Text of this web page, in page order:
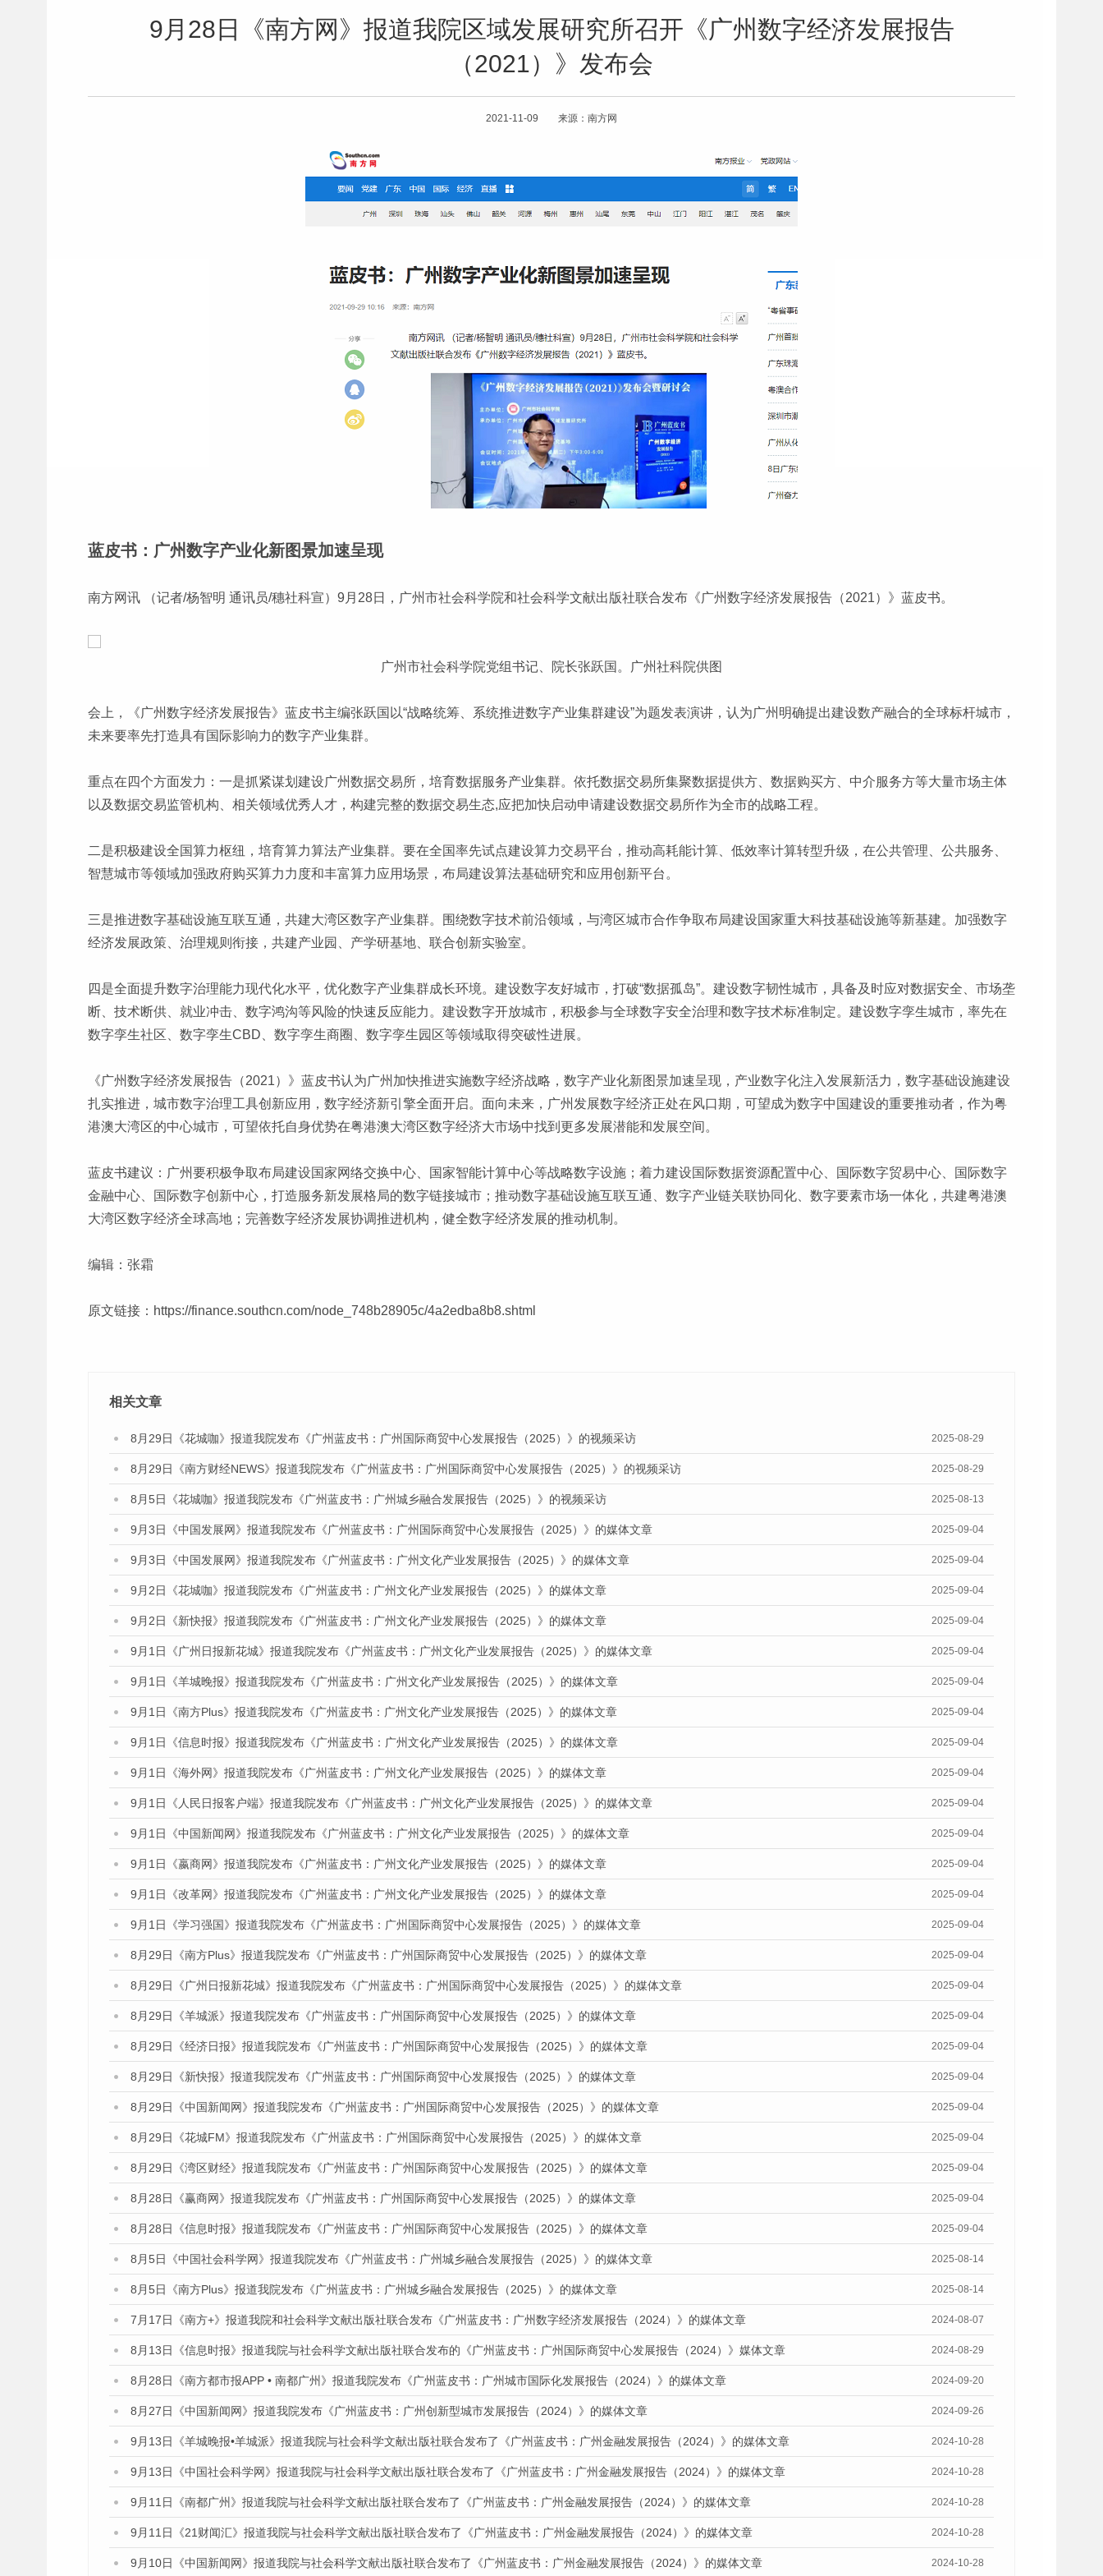
9月28日《南方网》报道我院区域发展研究所召开《广州数字经济发展报告
（2021）》发布会
2021-11-09 来源：南方网
蓝皮书：广州数字产业化新图景加速呈现
南方网讯 （记者/杨智明 通讯员/穗社科宣）9月28日，广州市社会科学院和社会科学文献出版社联合发布《广州数字经济发展报告（2021）》蓝皮书。
广州市社会科学院党组书记、院长张跃国。广州社科院供图
会上，《广州数字经济发展报告》蓝皮书主编张跃国以“战略统筹、系统推进数字产业集群建设”为题发表演讲，认为广州明确提出建设数产融合的全球标杆城市，
未来要率先打造具有国际影响力的数字产业集群。
重点在四个方面发力：一是抓紧谋划建设广州数据交易所，培育数据服务产业集群。依托数据交易所集聚数据提供方、数据购买方、中介服务方等大量市场主体
以及数据交易监管机构、相关领域优秀人才，构建完整的数据交易生态,应把加快启动申请建设数据交易所作为全市的战略工程。
二是积极建设全国算力枢纽，培育算力算法产业集群。要在全国率先试点建设算力交易平台，推动高耗能计算、低效率计算转型升级，在公共管理、公共服务、
智慧城市等领域加强政府购买算力力度和丰富算力应用场景，布局建设算法基础研究和应用创新平台。
三是推进数字基础设施互联互通，共建大湾区数字产业集群。围绕数字技术前沿领域，与湾区城市合作争取布局建设国家重大科技基础设施等新基建。加强数字
经济发展政策、治理规则衔接，共建产业园、产学研基地、联合创新实验室。
四是全面提升数字治理能力现代化水平，优化数字产业集群成长环境。建设数字友好城市，打破“数据孤岛”。建设数字韧性城市，具备及时应对数据安全、市场垄
断、技术断供、就业冲击、数字鸿沟等风险的快速反应能力。建设数字开放城市，积极参与全球数字安全治理和数字技术标准制定。建设数字孪生城市，率先在
数字孪生社区、数字孪生CBD、数字孪生商圈、数字孪生园区等领域取得突破性进展。
《广州数字经济发展报告（2021）》蓝皮书认为广州加快推进实施数字经济战略，数字产业化新图景加速呈现，产业数字化注入发展新活力，数字基础设施建设
扎实推进，城市数字治理工具创新应用，数字经济新引擎全面开启。面向未来，广州发展数字经济正处在风口期，可望成为数字中国建设的重要推动者，作为粤
港澳大湾区的中心城市，可望依托自身优势在粤港澳大湾区数字经济大市场中找到更多发展潜能和发展空间。
蓝皮书建议：广州要积极争取布局建设国家网络交换中心、国家智能计算中心等战略数字设施；着力建设国际数据资源配置中心、国际数字贸易中心、国际数字
金融中心、国际数字创新中心，打造服务新发展格局的数字链接城市；推动数字基础设施互联互通、数字产业链关联协同化、数字要素市场一体化，共建粤港澳
大湾区数字经济全球高地；完善数字经济发展协调推进机构，健全数字经济发展的推动机制。
编辑：张霜
原文链接： https://finance.southcn.com/node_748b28905c/4a2edba8b8.shtml
相关文章
8月29日《花城咖》报道我院发布《广州蓝皮书：广州国际商贸中心发展报告（2025）》的视频采访 2025-08-29
8月29日《南方财经NEWS》报道我院发布《广州蓝皮书：广州国际商贸中心发展报告（2025）》的视频采访 2025-08-29
8月5日《花城咖》报道我院发布《广州蓝皮书：广州城乡融合发展报告（2025）》的视频采访 2025-08-13
9月3日《中国发展网》报道我院发布《广州蓝皮书：广州国际商贸中心发展报告（2025）》的媒体文章 2025-09-04
9月3日《中国发展网》报道我院发布《广州蓝皮书：广州文化产业发展报告（2025）》的媒体文章 2025-09-04
9月2日《花城咖》报道我院发布《广州蓝皮书：广州文化产业发展报告（2025）》的媒体文章 2025-09-04
9月2日《新快报》报道我院发布《广州蓝皮书：广州文化产业发展报告（2025）》的媒体文章 2025-09-04
9月1日《广州日报新花城》报道我院发布《广州蓝皮书：广州文化产业发展报告（2025）》的媒体文章 2025-09-04
9月1日《羊城晚报》报道我院发布《广州蓝皮书：广州文化产业发展报告（2025）》的媒体文章 2025-09-04
9月1日《南方Plus》报道我院发布《广州蓝皮书：广州文化产业发展报告（2025）》的媒体文章 2025-09-04
9月1日《信息时报》报道我院发布《广州蓝皮书：广州文化产业发展报告（2025）》的媒体文章 2025-09-04
9月1日《海外网》报道我院发布《广州蓝皮书：广州文化产业发展报告（2025）》的媒体文章 2025-09-04
9月1日《人民日报客户端》报道我院发布《广州蓝皮书：广州文化产业发展报告（2025）》的媒体文章 2025-09-04
9月1日《中国新闻网》报道我院发布《广州蓝皮书：广州文化产业发展报告（2025）》的媒体文章 2025-09-04
9月1日《嬴商网》报道我院发布《广州蓝皮书：广州文化产业发展报告（2025）》的媒体文章 2025-09-04
9月1日《改革网》报道我院发布《广州蓝皮书：广州文化产业发展报告（2025）》的媒体文章 2025-09-04
9月1日《学习强国》报道我院发布《广州蓝皮书：广州国际商贸中心发展报告（2025）》的媒体文章 2025-09-04
8月29日《南方Plus》报道我院发布《广州蓝皮书：广州国际商贸中心发展报告（2025）》的媒体文章 2025-09-04
8月29日《广州日报新花城》报道我院发布《广州蓝皮书：广州国际商贸中心发展报告（2025）》的媒体文章 2025-09-04
8月29日《羊城派》报道我院发布《广州蓝皮书：广州国际商贸中心发展报告（2025）》的媒体文章 2025-09-04
8月29日《经济日报》报道我院发布《广州蓝皮书：广州国际商贸中心发展报告（2025）》的媒体文章 2025-09-04
8月29日《新快报》报道我院发布《广州蓝皮书：广州国际商贸中心发展报告（2025）》的媒体文章 2025-09-04
8月29日《中国新闻网》报道我院发布《广州蓝皮书：广州国际商贸中心发展报告（2025）》的媒体文章 2025-09-04
8月29日《花城FM》报道我院发布《广州蓝皮书：广州国际商贸中心发展报告（2025）》的媒体文章 2025-09-04
8月29日《湾区财经》报道我院发布《广州蓝皮书：广州国际商贸中心发展报告（2025）》的媒体文章 2025-09-04
8月28日《赢商网》报道我院发布《广州蓝皮书：广州国际商贸中心发展报告（2025）》的媒体文章 2025-09-04
8月28日《信息时报》报道我院发布《广州蓝皮书：广州国际商贸中心发展报告（2025）》的媒体文章 2025-09-04
8月5日《中国社会科学网》报道我院发布《广州蓝皮书：广州城乡融合发展报告（2025）》的媒体文章 2025-08-14
8月5日《南方Plus》报道我院发布《广州蓝皮书：广州城乡融合发展报告（2025）》的媒体文章 2025-08-14
7月17日《南方+》报道我院和社会科学文献出版社联合发布《广州蓝皮书：广州数字经济发展报告（2024）》的媒体文章 2024-08-07
8月13日《信息时报》报道我院与社会科学文献出版社联合发布的《广州蓝皮书：广州国际商贸中心发展报告（2024）》媒体文章 2024-08-29
8月28日《南方都市报APP • 南都广州》报道我院发布《广州蓝皮书：广州城市国际化发展报告（2024）》的媒体文章 2024-09-20
8月27日《中国新闻网》报道我院发布《广州蓝皮书：广州创新型城市发展报告（2024）》的媒体文章 2024-09-26
9月13日《羊城晚报•羊城派》报道我院与社会科学文献出版社联合发布了《广州蓝皮书：广州金融发展报告（2024）》的媒体文章 2024-10-28
9月13日《中国社会科学网》报道我院与社会科学文献出版社联合发布了《广州蓝皮书：广州金融发展报告（2024）》的媒体文章 2024-10-28
9月11日《南都广州》报道我院与社会科学文献出版社联合发布了《广州蓝皮书：广州金融发展报告（2024）》的媒体文章 2024-10-28
9月11日《21财闻汇》报道我院与社会科学文献出版社联合发布了《广州蓝皮书：广州金融发展报告（2024）》的媒体文章 2024-10-28
9月10日《中国新闻网》报道我院与社会科学文献出版社联合发布了《广州蓝皮书：广州金融发展报告（2024）》的媒体文章 2024-10-28